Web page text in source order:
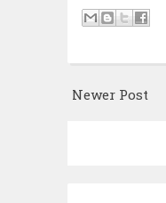
Newer Post